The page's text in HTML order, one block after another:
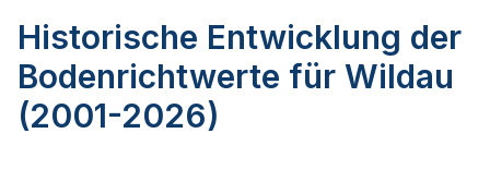
Historische Entwicklung der
Bodenrichtwerte für Wildau
(2001-2026)